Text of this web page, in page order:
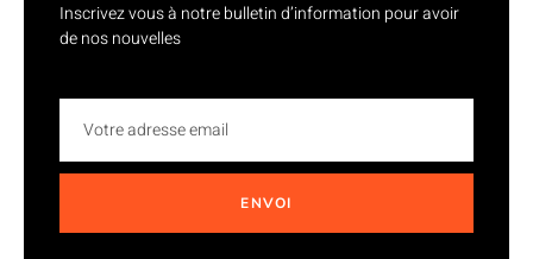
Inscrivez vous à notre bulletin d’information pour avoir
de nos nouvelles
ENVOI